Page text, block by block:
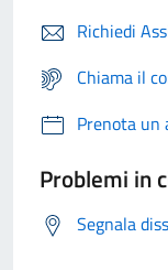
Richiedi
Chiama il
Prenota un
Problemi in
Segnala